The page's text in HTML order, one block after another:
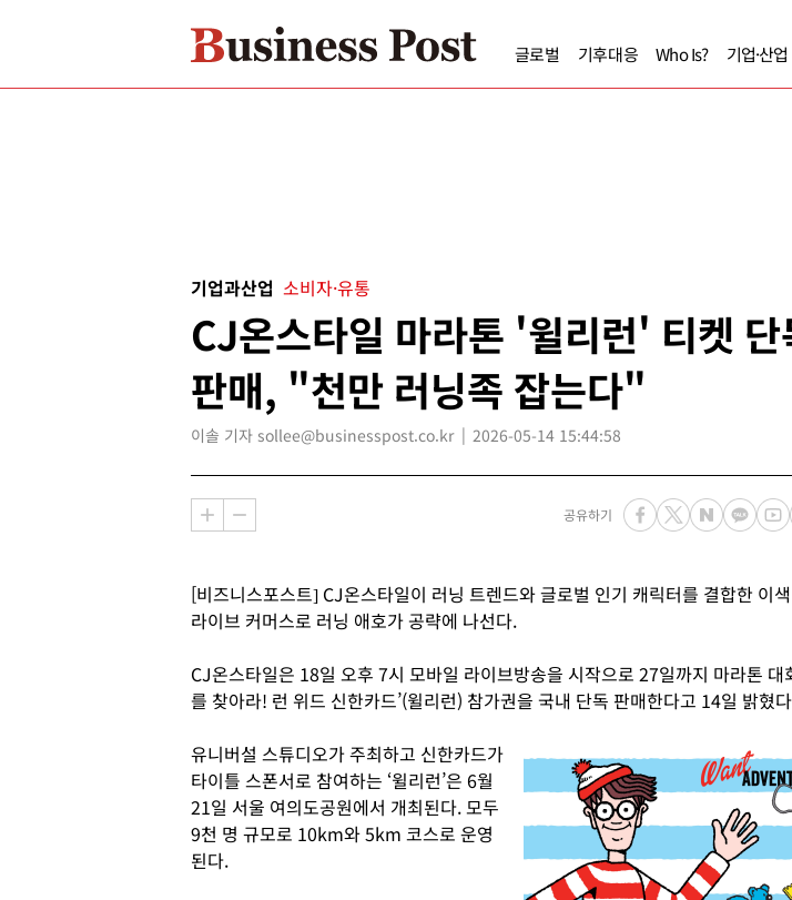
글로벌 기후대응 Who Is? 기업·산업
기업과산업 소비자·유통
CJ온스타일 마라톤 '윌리런' 티켓 단
판매, "천만 러닝족 잡는다"
이솔 기자 sollee@businesspost.co.kr 2026-05-14 15:44:58
공유하기
[비즈니스포스트] CJ온스타일이 러닝 트렌드와 글로벌 인기 캐릭터를 결합한 이
라이브 커머스로 러닝 애호가 공략에 나선다.
CJ온스타일은 18일 오후 7시 모바일 라이브방송을 시작으로 27일까지 마라톤 대
를 찾아라! 런 위드 신한카드’(윌리런) 참가권을 국내 단독 판매한다고 14일 밝혔
유니버설 스튜디오가 주최하고 신한카드가
타이틀 스폰서로 참여하는 ‘윌리런’은 6월
21일 서울 여의도공원에서 개최된다. 모두
9천 명 규모로 10km와 5km 코스로 운영
된다.